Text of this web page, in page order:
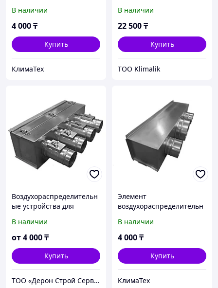
фанкойлов, потолочных и
канальных
В наличии
4 000₸
Купить
КлимаТех
квадратные решётки
В наличии
22 500₸
Купить
TOO Klimalik
Воздухораспределительн
ые устройства для
фанкойлов, потолочных и
канальных
В наличии
от4 000₸
Купить
ТОО «Дерон Строй Сервис» г. Астана
Элемент
воздухораспределительн
диффузоров, фанкойлов,
потолочных и канальных
В наличии
4 000₸
Купить
КлимаТех